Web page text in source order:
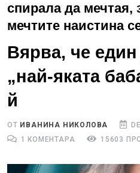
спирала да мечтая,
мечтите наистина
Вярва, че
„най-яката
й
ОТ ИВАНИНА НИКОЛОВА
1 КОМЕНТАРА
15603